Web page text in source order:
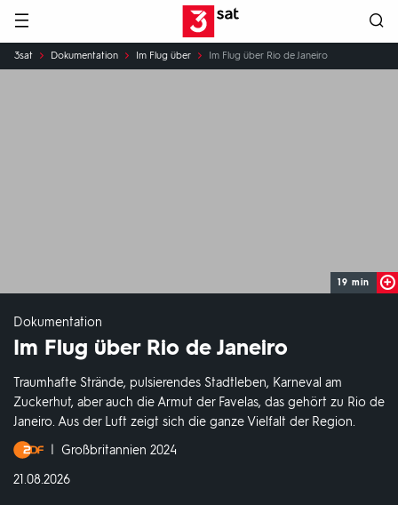
Hauptnavigation 3SAT
Sie
sind
3sat Dokumentation Im Flug über Im Flug über Rio de Janeiro
19 min
Dokumentation
Im Flug über Rio de Janeiro
Traumhafte Strände, pulsierendes Stadtleben, Karneval am
Zuckerhut, aber auch die Armut der Favelas, das gehört zu Rio de
Janeiro. Aus der Luft zeigt sich die ganze Vielfalt der Region.
Produktionsland
und
Großbritannien 2024
DATUM:
21.08.2026